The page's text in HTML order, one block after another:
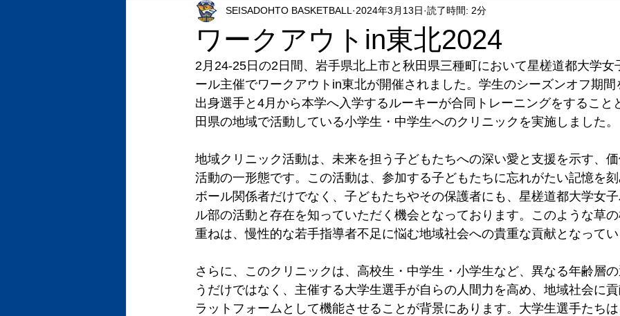
ワークアウトin東北2024
SEISADOHTO BASKETBALL 2024年3月13日 読了時間: 2分
2月24-25日の2日間、岩手県北上市と秋田県三種町において星槎道都大学女
ール主催でワークアウトin東北が開催されました。学生のシーズンオフ期
出身選手と4月から本学へ入学するルーキーが合同トレーニングをすること
田県の地域で活動している小学生・中学生へのクリニックを実施しました。
地域クリニック活動は、未来を担う子どもたちへの深い愛と支援を示す、
活動の一形態です。この活動は、参加する子どもたちに忘れがたい記憶を
ボール関係者だけでなく、子どもたちやその保護者にも、星槎道都大学女
ル部の活動と存在を知っていただく機会となっております。このような草
重ねは、慢性的な若手指導者不足に悩む地域社会への貴重な貢献となってい
さらに、このクリニックは、高校生・中学生・小学生など、異なる年齢層
うだけではなく、主催する大学生選手が自らの人間力を高め、地域社会に
ラットフォームとして機能させることが背景にあります。大学生選手たちは